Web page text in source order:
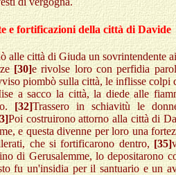
e fortificazioni della città di Davide
alle città di Giuda un sovrintendente
[30]e rivolse loro con perfidia
piombò sulla città, le inflisse colpi
a sacco la città, la diede alle
[32]Trassero in schiavitù le
Poi costruirono attorno alla città di
e questa divenne per loro una
che si fortificarono dentro, [35]
di Gerusalemme, lo depositarono
fu un'insidia per il santuario e un